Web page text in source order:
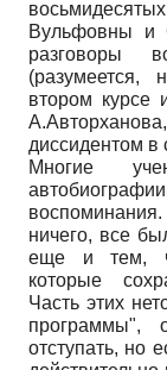
Вульфовны и
разговоры
втором курсе
диссидентом в
Многие
ничего, все
еще и тем,
которые
Часть этих
программы",
отступать, но